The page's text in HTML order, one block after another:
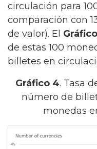
circulación para
comparación con
de valor). El
de estas 100
billetes en
Gráfico 4. Tasa
número de
monedas